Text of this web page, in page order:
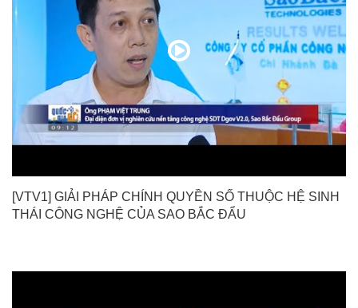
[VTV1] GIẢI PHÁP CHÍNH QUYỀN SỐ THUỘC HỆ SINH
THÁI CÔNG NGHỆ CỦA SAO BẮC ĐẨU